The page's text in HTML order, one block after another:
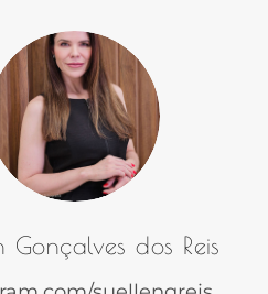
Gonçalves dos Reis